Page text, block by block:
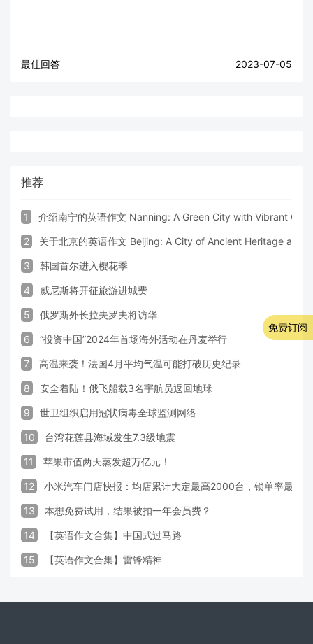
最佳回答 2023-07-05
推荐
1 介绍南宁的英语作文 Nanning: A Green City with Vibrant
2 关于北京的英语作文 Beijing: A City of Ancient Heritage and
3 韩国首尔进入樱花季
4 威尼斯将开征旅游进城费
5 俄罗斯外长拉夫罗夫将访华
6 “投资中国”2024年首场海外活动在丹麦举行
7 高温来袭！法国4月平均气温可能打破历史纪录
8 安全着陆！俄飞船载3名宇航员返回地球
9 世卫组织启用冠状病毒全球监测网络
10 台湾花莲县海域发生7.3级地震
11 苹果市值两天蒸发超万亿元！
12 小米汽车门店快报：均店累计大定最高2000台，锁单率最高
13 本想免费试用，结果被扣一年会员费？
14 【英语作文合集】中国式过马路
15 【英语作文合集】雷锋精神
免费订阅